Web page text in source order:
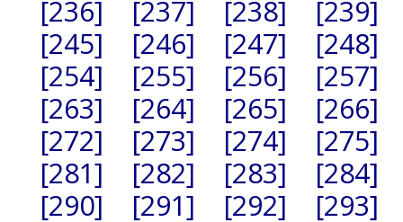
[236]
[237] [238]
[239]
[245]
[246] [247]
[248]
[254]
[255] [256]
[257]
[263]
[264] [265]
[266]
[272]
[273] [274]
[275]
[281]
[282] [283]
[284]
[290]
[291] [292]
[293]